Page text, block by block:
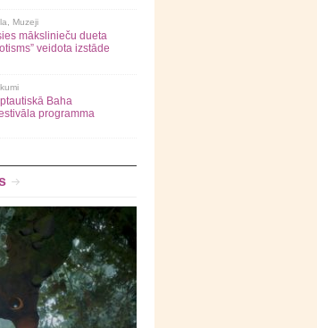
Muzeji
mākslinieču dueta
veidota izstāde
Baha
programma